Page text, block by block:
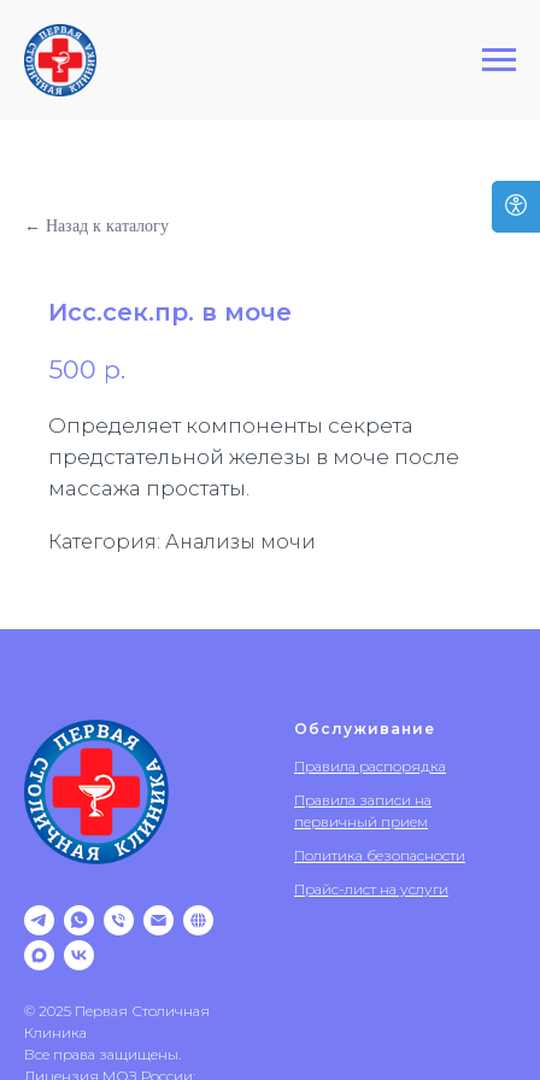
Первая Столичная Клиника
← Назад к каталогу
Исс.сек.пр. в моче
500 р.
Определяет компоненты секрета
предстательной железы в моче после
массажа простаты.
Категория: Анализы мочи
© 2025 Первая Столичная
Клиника
Все права защищены.
Лицензия МОЗ России:
Обслуживание
Правила распорядка
Правила записи на
первичный прием
Политика безопасности
Прайс-лист на услуги